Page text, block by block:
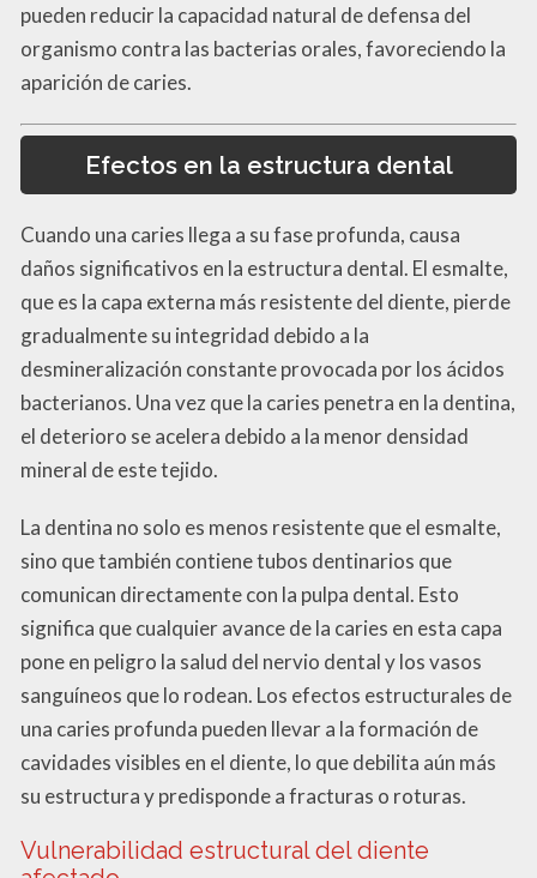
pueden reducir la capacidad natural de defensa del
organismo contra las bacterias orales, favoreciendo la
aparición de caries.
Efectos en la estructura dental
Cuando una caries llega a su fase profunda, causa
daños significativos en la estructura dental. El esmalte,
que es la capa externa más resistente del diente, pierde
gradualmente su integridad debido a la
desmineralización constante provocada por los ácidos
bacterianos. Una vez que la caries penetra en la dentina,
el deterioro se acelera debido a la menor densidad
mineral de este tejido.
La dentina no solo es menos resistente que el esmalte,
sino que también contiene tubos dentinarios que
comunican directamente con la pulpa dental. Esto
significa que cualquier avance de la caries en esta capa
pone en peligro la salud del nervio dental y los vasos
sanguíneos que lo rodean. Los efectos estructurales de
una caries profunda pueden llevar a la formación de
cavidades visibles en el diente, lo que debilita aún más
su estructura y predisponde a fracturas o roturas.
Vulnerabilidad estructural del diente